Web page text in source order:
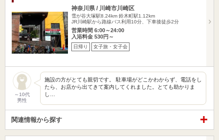
神奈川県 / 川崎市川崎区
雪が谷大塚駅8.24km 鈴木町駅1.12km
JR川崎駅から路線バス利用10分、下車後徒歩2分
営業時間 6:00～24:00
入浴料金 530円～
日帰り 女子旅・女子会
～10代
男性
施設の方がとても親切です。 駐車場がどこかわからず、電話をし
たら、お店から出てきて案内してくれました。とても助かりま
し…
関連情報から探す